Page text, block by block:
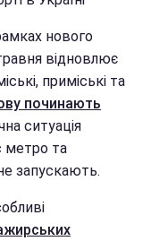
нового
відновлює
приміські та
починають
ситуація
метро та
запускають.